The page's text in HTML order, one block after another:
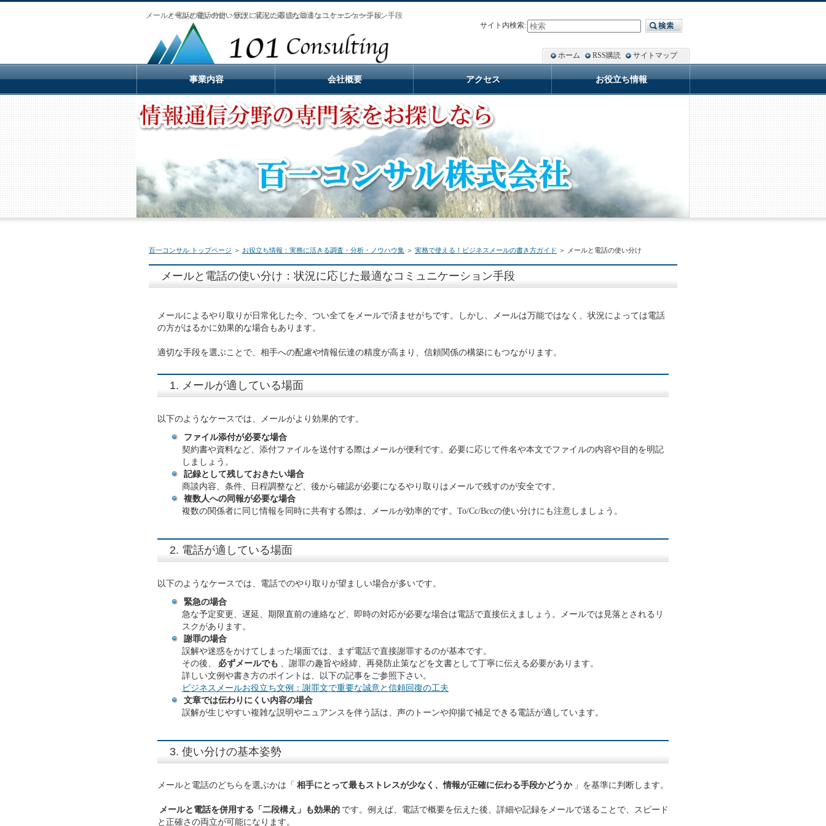
メールと電話の使い分け：状況に応じた最適なコミュニケーション手段
百一コンサル トップページ ＞ お役立ち情報：実務に活きる調査・分析・ノウハウ集 ＞ 実務で使える！ビジネスメールの書き方ガイド ＞ メールと電話の使い分け
メールと電話の使い分け：状況に応じた最適なコミュニケーション手段
メールと電話の使い分け：状況に応じた最適なコミュニケーション手段
メールによるやり取りが日常化した今、つい全てをメールで済ませがちです。しかし、メールは万能ではなく、状況によっては電話
の方がはるかに効果的な場合もあります。
適切な手段を選ぶことで、相手への配慮や情報伝達の精度が高まり、信頼関係の構築にもつながります。
1. メールが適している場面
以下のようなケースでは、メールがより効果的です。
ファイル添付が必要な場合
契約書や資料など、添付ファイルを送付する際はメールが便利です。必要に応じて件名や本文でファイルの内容や目的を明記
しましょう。
記録として残しておきたい場合
商談内容、条件、日程調整など、後から確認が必要になるやり取りはメールで残すのが安全です。
複数人への同報が必要な場合
複数の関係者に同じ情報を同時に共有する際は、メールが効率的です。To/Cc/Bccの使い分けにも注意しましょう。
2. 電話が適している場面
以下のようなケースでは、電話でのやり取りが望ましい場合が多いです。
緊急の場合
急な予定変更、遅延、期限直前の連絡など、即時の対応が必要な場合は電話で直接伝えましょう。メールでは見落とされるリ
スクがあります。
謝罪の場合
誤解や迷惑をかけてしまった場面では、まず電話で直接謝罪するのが基本です。
その後、
必ずメールでも
、謝罪の趣旨や経緯、再発防止策などを文書として丁寧に伝える必要があります。
詳しい文例や書き方のポイントは、以下の記事をご参照下さい。
ビジネスメールお役立ち文例：謝罪文で重要な誠意と信頼回復の工夫
文章では伝わりにくい内容の場合
誤解が生じやすい複雑な説明やニュアンスを伴う話は、声のトーンや抑揚で補足できる電話が適しています。
3. 使い分けの基本姿勢
メールと電話のどちらを選ぶかは「 相手にとって最もストレスが少なく、情報が正確に伝わる手段かどうか 」を基準に判断します。
メールと電話を併用する「二段構え」も効果的 です。例えば、電話で概要を伝えた後、詳細や記録をメールで送ることで、スピード
と正確さの両立が可能になります。
ホーム RSS購読 サイトマップ
事業内容 会社概要 アクセス お役立ち情報
サイト内検索: